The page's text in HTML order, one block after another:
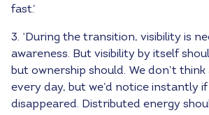
fast.’
3. ‘During the transition, visibility is
awareness. But visibility by itself
but ownership should. We don’t
every day, but we’d notice instantly
disappeared. Distributed energy